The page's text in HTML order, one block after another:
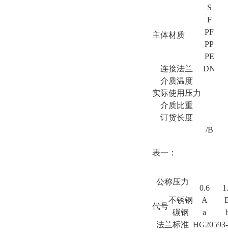
主体材质
S
F
PF
PP
PE
连接法兰
DN
介质温度
实际使用压力
介质比重
订货长度
/B
表一：
公称压力
0.6
代号
不锈钢 A
碳钢
a
法兰标准